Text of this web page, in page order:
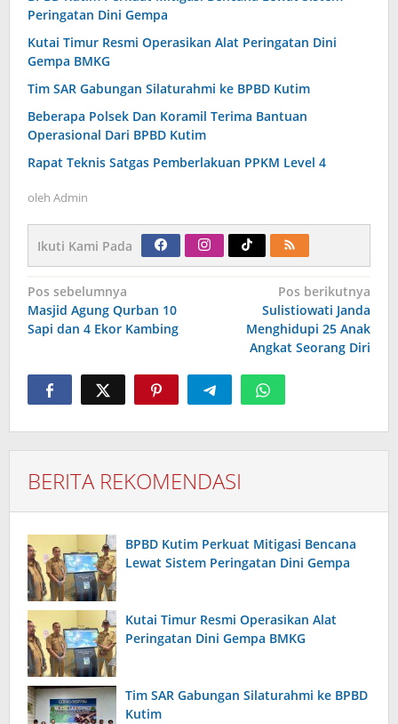
Peringatan Dini Gempa
Kutai Timur Resmi Operasikan Alat Peringatan Dini
Gempa BMKG
Tim SAR Gabungan Silaturahmi ke BPBD Kutim
Beberapa Polsek Dan Koramil Terima Bantuan
Operasional Dari BPBD Kutim
Rapat Teknis Satgas Pemberlakuan PPKM Level 4
oleh Admin
Ikuti Kami Pada
Navigasi
pos
Pos sebelumnya
Masjid Agung Qurban 10
Sapi dan 4 Ekor Kambing
Pos berikutnya
Sulistiowati Janda
Menghidupi 25 Anak
Angkat Seorang Diri
BERITA REKOMENDASI
BPBD Kutim Perkuat Mitigasi Bencana
Lewat Sistem Peringatan Dini Gempa
Kutai Timur Resmi Operasikan Alat
Peringatan Dini Gempa BMKG
Tim SAR Gabungan Silaturahmi ke BPBD
Kutim